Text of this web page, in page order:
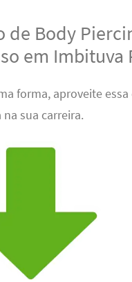
de Body
em Imbituva
forma, aproveite
na sua carreira.